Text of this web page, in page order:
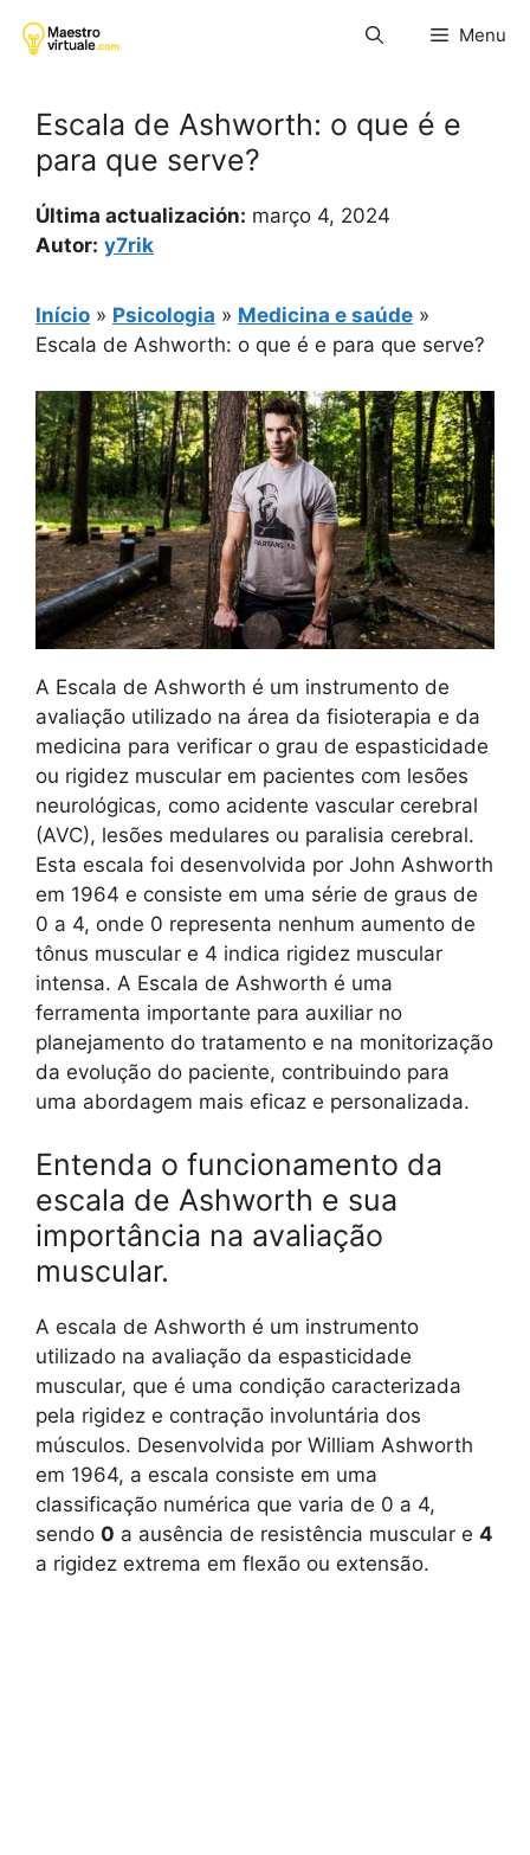
para
Menu
Escala de Ashworth: o que é e
para que serve?
Última actualización: março 4, 2024
Autor: y7rik
Início » Psicologia » Medicina e saúde »
Escala de Ashworth: o que é e para que serve?
A Escala de Ashworth é um instrumento de
avaliação utilizado na área da fisioterapia e da
medicina para verificar o grau de espasticidade
ou rigidez muscular em pacientes com lesões
neurológicas, como acidente vascular cerebral
(AVC), lesões medulares ou paralisia cerebral.
Esta escala foi desenvolvida por John Ashworth
em 1964 e consiste em uma série de graus de
0 a 4, onde 0 representa nenhum aumento de
tônus muscular e 4 indica rigidez muscular
intensa. A Escala de Ashworth é uma
ferramenta importante para auxiliar no
planejamento do tratamento e na monitorização
da evolução do paciente, contribuindo para
uma abordagem mais eficaz e personalizada.
Entenda o funcionamento da
escala de Ashworth e sua
importância na avaliação
muscular.
A escala de Ashworth é um instrumento
utilizado na avaliação da espasticidade
muscular, que é uma condição caracterizada
pela rigidez e contração involuntária dos
músculos. Desenvolvida por William Ashworth
em 1964, a escala consiste em uma
classificação numérica que varia de 0 a 4,
sendo 0 a ausência de resistência muscular e 4
a rigidez extrema em flexão ou extensão.